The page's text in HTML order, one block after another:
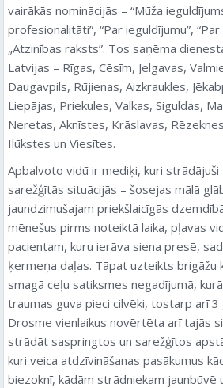
vairākās nominācijās – “Mūža
profesionalitāti”, “Par ieguldījumu”,
„Atzinības raksts”. Tos saņēma
Latvijas – Rīgas, Cēsīm, Jelgavas,
Daugavpils, Rūjienas, Aizkraukles,
Liepājas, Priekules, Valkas, Siguldas,
Neretas, Aknīstes, Krāslavas,
Ilūkstes un Viesītes.
Apbalvoto vidū ir mediķi, kuri
sarežģītās situācijās – šosejas mālā
jaundzimušajam priekšlaicīgās
mēnešus pirms noteiktā laika, pļavas
pacientam, kuru ierāva siena presē,
ķermeņa daļas. Tāpat uzteikts brigāžu
smagā ceļu satiksmes negadījumā,
traumas guva pieci cilvēki, tostarp arī 3
Drosme vienlaikus novērtēta arī tajās
strādāt saspringtos un sarežģītos
kuri veica atdzīvināšanas pasākumus
biezoknī, kādām strādniekam jaunbūvē